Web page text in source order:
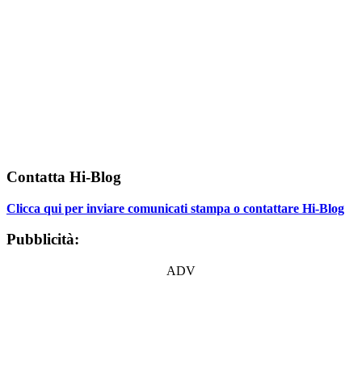
Contatta Hi-Blog
Clicca qui per inviare comunicati stampa o contattare Hi-Blog
Pubblicità:
ADV